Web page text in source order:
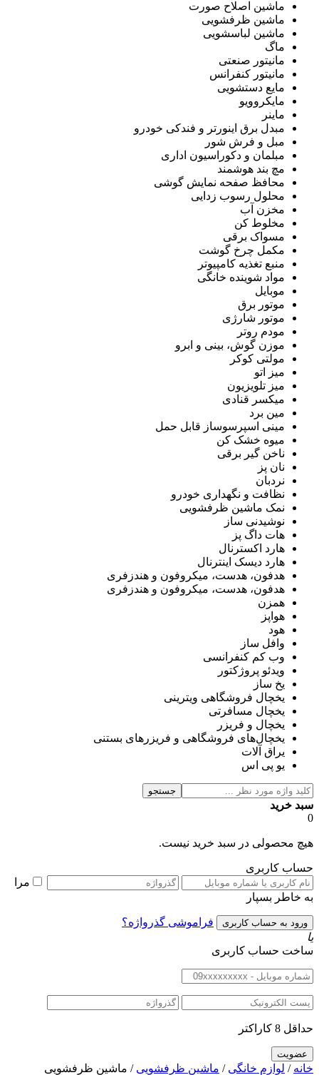
ماشین اصلاح صورت
ماشین ظرفشویی
ماشین لباسشویی
ماگ
مانیتور صنعتی
مانیتور کنفرانس
مایع دستشویی
مایکروویو
ماینر
مبدل برق اینورتر و فندکی خودرو
مبل و فرش شور
مبلمان و دکوراسیون اداری
مچ بند هوشمند
محافظ صفحه نمایش گوشی
محلول رسوب زدایی
مخزن آب
مخلوط کن
مسواک برقی
مکمل چرخ گوشت
منبع تغذیه کامپیوتر
مواد شوینده خانگی
موبایل
موتور برق
موتور شارژی
مودم روتر
موزن گوش، بینی و ابرو
مولتی کوکر
میز اتو
میز تلویزیون
میکسر قنادی
مین برد
مینی اسپرسوساز قابل حمل
میوه خشک کن
ناخن گیر برقی
نان پز
نردبان
نظافت و نگهداری خودرو
نمک ماشین ظرفشویی
نوشیدنی ساز
هات داگ پز
هارد اکسترنال
هارد دیسک اینترنال
هدفون، هدست، میکروفون و هندزفری
هدفون، هدست، میکروفون و هندزفری
همزن
هواپز
هود
وافل ساز
وب کم کنفرانسی
ویدئو پروژکتور
یخ ساز
یخچال فروشگاهی ویترینی
یخچال مسافرتی
یخچال و فریزر
یخچال‌های فروشگاهی و فریزرهای بستنی
یراق آلات
یو پی اس
جستجو
سبد خرید
0
هیچ محصولی در سبد خرید نیست.
حساب کاربری
مرا
به خاطر بسپار
فراموشی گذرواژه؟
یا
ساخت حساب کاربری
حداقل 8 کاراکتر
خانه / لوازم خانگی / ماشین ظرفشویی / ماشین ظرفشویی